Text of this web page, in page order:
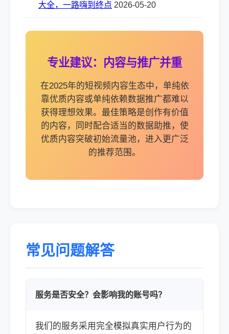
大全，一路嗨到终点 2026-05-20
专业建议：内容与推广并重
在2025年的短视频内容生态中，单纯依
靠优质内容或单纯依赖数据推广都难以
获得理想效果。最佳策略是创作有价值
的内容，同时配合适当的数据助推，使
优质内容突破初始流量池，进入更广泛
的推荐范围。
常见问题解答
服务是否安全？会影响我的账号吗？
我们的服务采用完全模拟真实用户行为的